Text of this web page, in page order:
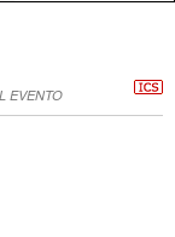
EVENTO